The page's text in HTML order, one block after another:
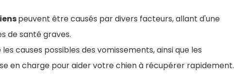
peuvent être causés par divers facteurs, allant d'une
de santé graves.
causes possibles des vomissements, ainsi que les
en charge pour aider votre chien à récupérer rapidement.